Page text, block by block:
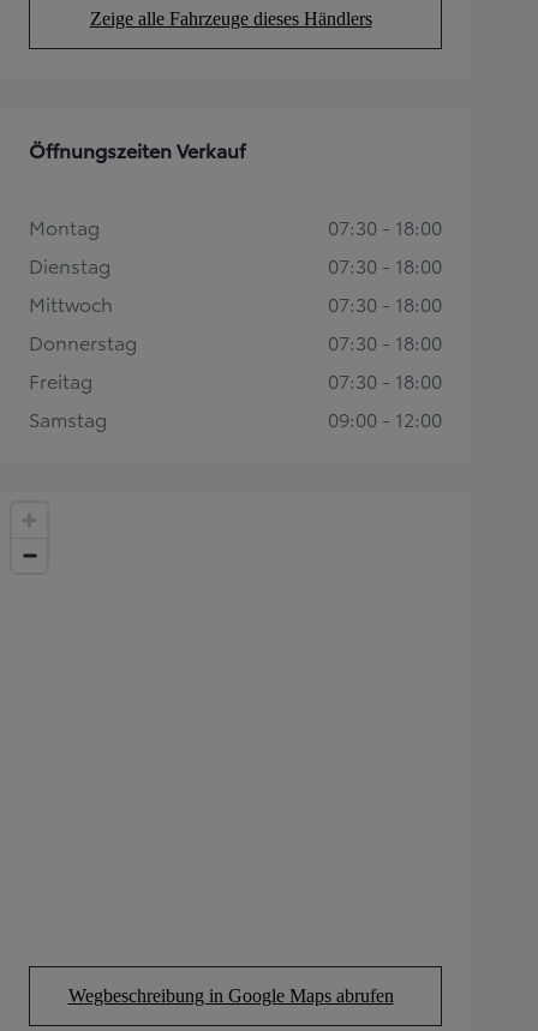
Zeige alle Fahrzeuge dieses Händlers
(Opens in new tab)
Wegbeschreibung in Google Maps abrufen
(Opens in new tab)
Öffnungszeiten Verkauf
Montag
07:30 - 18:00
Dienstag
07:30 - 18:00
Mittwoch
07:30 - 18:00
Donnerstag
07:30 - 18:00
Freitag
07:30 - 18:00
Samstag
09:00 - 12:00